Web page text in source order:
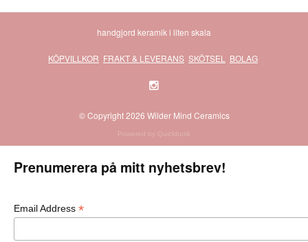
handgjord keramik i liten skala
KÖPVILLKOR FRAKT & LEVERANS SKÖTSEL BOLAG
© Copyright 2026 Wilder Mind Ceramics
Powered by Quickbutik
Prenumerera på mitt nyhetsbrev!
Email Address *